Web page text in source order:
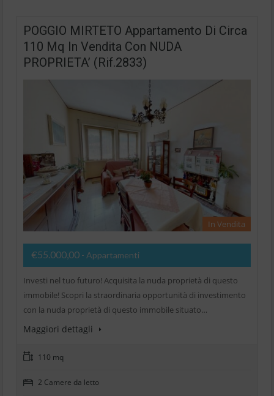
POGGIO MIRTETO Appartamento Di Circa
110 Mq In Vendita Con NUDA
PROPRIETA’ (Rif.2833)
In Vendita
€55.000,00 - Appartamenti
Investi nel tuo futuro! Acquisita la nuda proprietà di questo
immobile! Scopri la straordinaria opportunità di investimento
con la nuda proprietà di questo immobile situato…
Maggiori dettagli
110 mq
2 Camere da letto